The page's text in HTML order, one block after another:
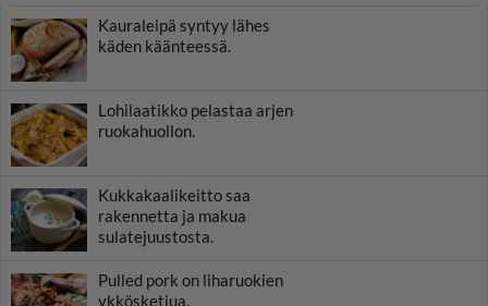
Kauraleipä syntyy lähes
käden käänteessä.
Lohilaatikko pelastaa arjen
ruokahuollon.
Kukkakaalikeitto saa
rakennetta ja makua
sulatejuustosta.
Pulled pork on liharuokien
ykkösketjua.